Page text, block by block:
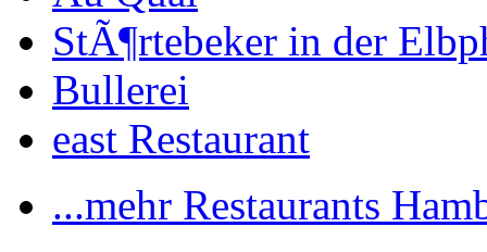
StÃ¶rtebeker in der
Bullerei
east Restaurant
...mehr Restaurants